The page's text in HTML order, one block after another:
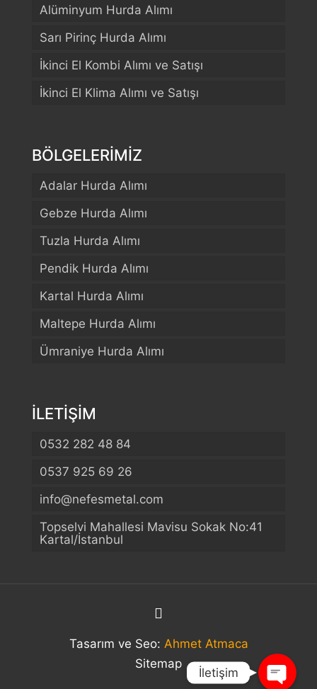
Alüminyum Hurda Alımı
Sarı Pirinç Hurda Alımı
İkinci El Kombi Alımı ve Satışı
İkinci El Klima Alımı ve Satışı
BÖLGELERİMİZ
Adalar Hurda Alımı
Gebze Hurda Alımı
Tuzla Hurda Alımı
Pendik Hurda Alımı
Kartal Hurda Alımı
Maltepe Hurda Alımı
Ümraniye Hurda Alımı
İLETİŞİM
0532 282 48 84
0537 925 69 26
info@nefesmetal.com
Topselvi Mahallesi Mavisu Sokak No:41
Kartal/İstanbul
Tasarım ve Seo: Ahmet Atmaca
Sitemap
Telefon
İletişim